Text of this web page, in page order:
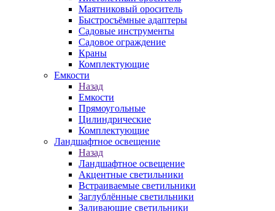
Маятниковый ороситель
Быстросъёмные адаптеры
Садовые инструменты
Садовое ограждение
Краны
Комплектующие
Емкости
Назад
Емкости
Прямоугольные
Цилиндрические
Комплектующие
Ландшафтное освещение
Назад
Ландшафтное освещение
Акцентные светильники
Встраиваемые светильники
Заглублённые светильники
Заливающие светильники